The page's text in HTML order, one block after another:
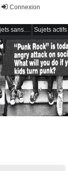
Connexion
Sujets sans réponse Sujets actifs